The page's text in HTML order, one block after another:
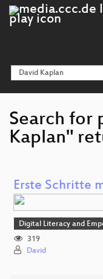
Search for
Kaplan"
Erste Schritte
Digital Literacy and
319
David